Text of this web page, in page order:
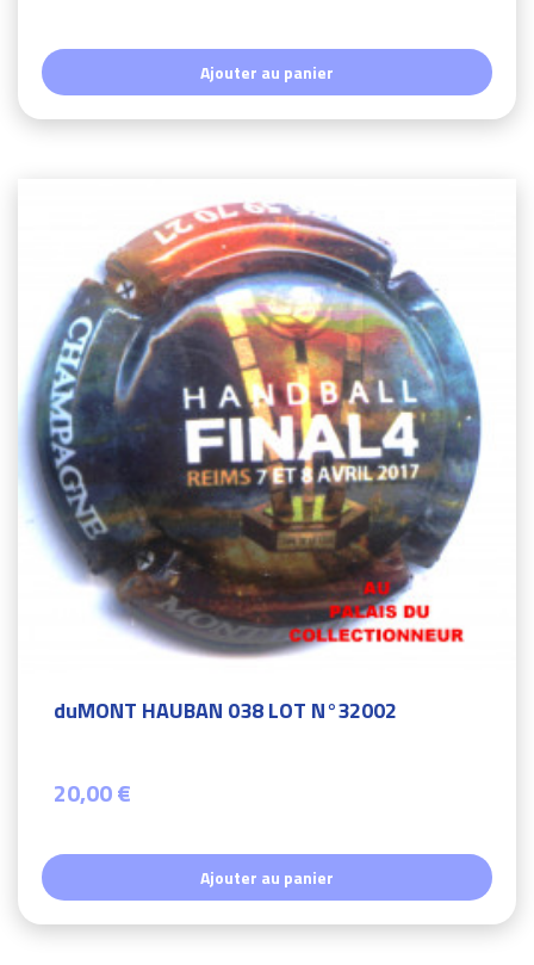
Ajouter au panier
duMONT HAUBAN 038 LOT N°32002
20,00 €
Ajouter au panier